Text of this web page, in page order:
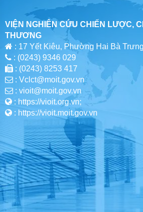
VIỆN NGHIÊN CỨU CHIẾN LƯỢC,
THƯƠNG
: 17 Yết Kiêu, Phường Hai Bà
: (0243) 9346 029
: (0243) 8253 417
: Vclct@moit.gov.vn
: vioit@moit.gov.vn
: https://vioit.org.vn;
: https://vioit.moit.gov.vn